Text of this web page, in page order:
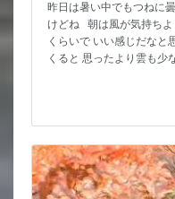
昨日は暑い中でもつねに
けどね 朝は風が気持ち
くらいで いい感じだなと
くると 思ったより雲も